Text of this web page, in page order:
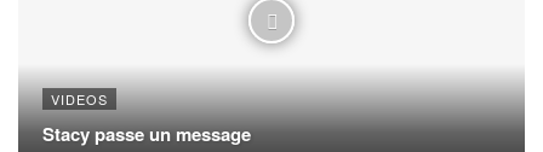
VIDEOS
Stacy passe un message